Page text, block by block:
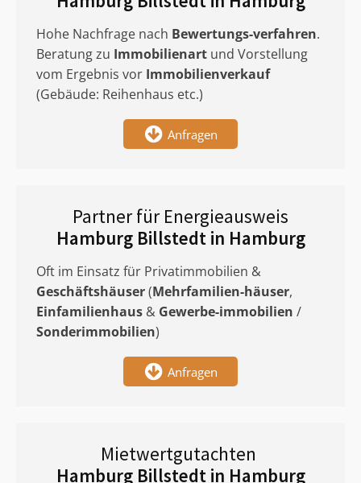
Hohe Nachfrage nach Bewertungs-verfahren.
Beratung zu Immobilienart und Vorstellung
vom Ergebnis vor Immobilienverkauf
(Gebäude: Reihenhaus etc.)
Anfragen
Partner für Energieausweis
Hamburg Billstedt in Hamburg
Oft im Einsatz für Privatimmobilien &
Geschäftshäuser(Mehrfamilien-häuser,
Einfamilienhaus & Gewerbe-immobilien /
Sonderimmobilien)
Anfragen
Mietwertgutachten
Hamburg Billstedt in Hamburg